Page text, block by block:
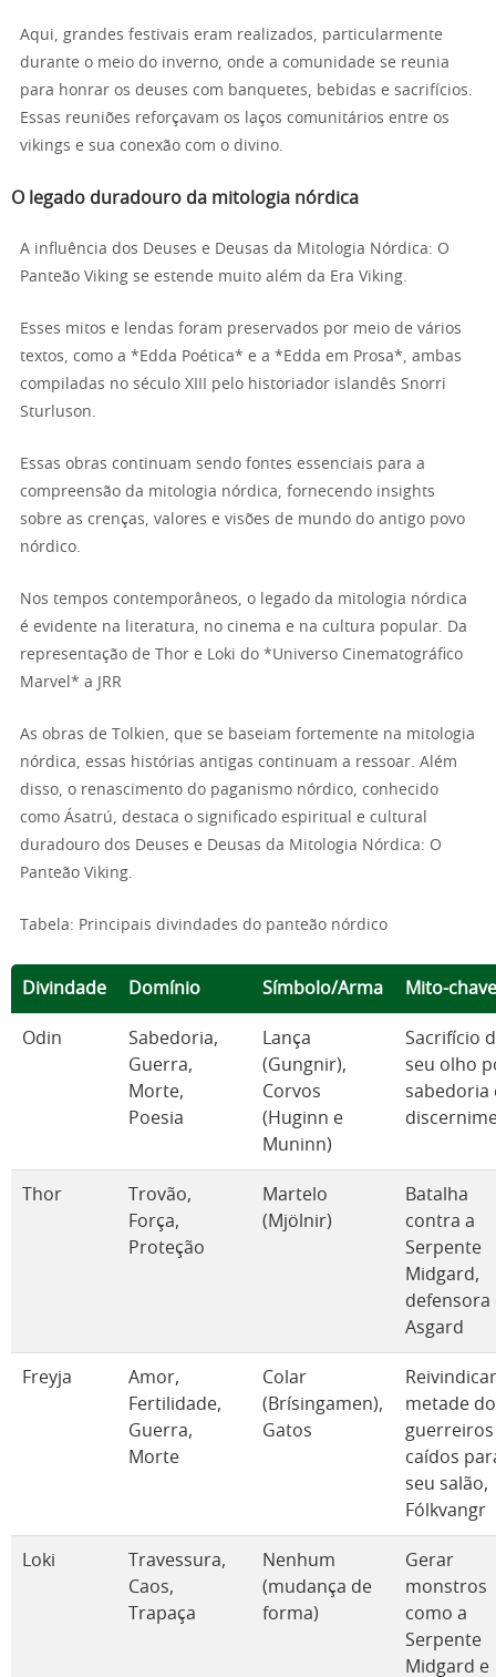
Aqui, grandes festivais eram realizados, particularmente
durante o meio do inverno, onde a comunidade se reunia
para honrar os deuses com banquetes, bebidas e sacrifícios.
Essas reuniões reforçavam os laços comunitários entre os
vikings e sua conexão com o divino.
O legado duradouro da mitologia nórdica
A influência dos Deuses e Deusas da Mitologia Nórdica: O
Panteão Viking se estende muito além da Era Viking.
Esses mitos e lendas foram preservados por meio de vários
textos, como a *Edda Poética* e a *Edda em Prosa*, ambas
compiladas no século XIII pelo historiador islandês Snorri
Sturluson.
Essas obras continuam sendo fontes essenciais para a
compreensão da mitologia nórdica, fornecendo insights
sobre as crenças, valores e visões de mundo do antigo povo
nórdico.
Nos tempos contemporâneos, o legado da mitologia nórdica
é evidente na literatura, no cinema e na cultura popular. Da
representação de Thor e Loki do *Universo Cinematográfico
Marvel* a JRR
As obras de Tolkien, que se baseiam fortemente na mitologia
nórdica, essas histórias antigas continuam a ressoar. Além
disso, o renascimento do paganismo nórdico, conhecido
como Ásatrú, destaca o significado espiritual e cultural
duradouro dos Deuses e Deusas da Mitologia Nórdica: O
Panteão Viking.
Tabela: Principais divindades do panteão nórdico
Divindade Domínio Símbolo/Arma Mito-chave
Odin
Sabedoria,
Guerra,
Morte,
Poesia
Lança
(Gungnir),
Corvos
(Huginn e
Muninn)
Sacrifício
seu olho
sabedoria
Thor
Trovão,
Força,
Proteção
Martelo
(Mjölnir)
Batalha
contra a
Serpente
Midgard,
defensora
Asgard
Freyja
Amor,
Fertilidade,
Guerra,
Morte
Colar
(Brísingamen),
Gatos
metade
guerreiros
caídos
seu salão,
Fólkvangr
Loki
Travessura,
Caos,
Trapaça
Nenhum
(mudança de
forma)
Gerar
monstros
como a
Serpente
Midgard e